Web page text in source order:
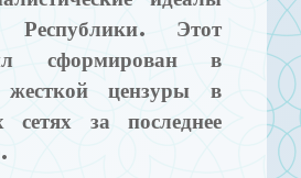
Республики. Этот
сформирован в
жесткой цензуры в
сетях за последнее